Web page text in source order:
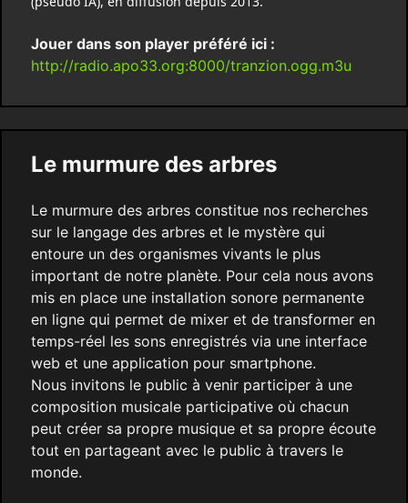
Jouer dans son player préféré ici :
http://radio.apo33.org:8000/tranzion.ogg.m3u
Le murmure des arbres
Le murmure des arbres constitue nos recherches
sur le langage des arbres et le mystère qui
entoure un des organismes vivants le plus
important de notre planète. Pour cela nous avons
mis en place une installation sonore permanente
en ligne qui permet de mixer et de transformer en
temps-réel les sons enregistrés via une interface
web et une application pour smartphone.
Nous invitons le public à venir participer à une
composition musicale participative où chacun
peut créer sa propre musique et sa propre écoute
tout en partageant avec le public à travers le
monde.